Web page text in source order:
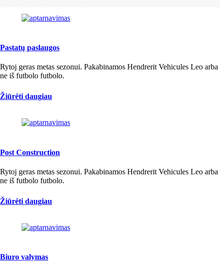
Pastatų paslaugos
Rytoj geras metas sezonui. Pakabinamos Hendrerit Vehicules Leo arba
ne iš futbolo futbolo.
Žiūrėti daugiau
Post Construction
Rytoj geras metas sezonui. Pakabinamos Hendrerit Vehicules Leo arba
ne iš futbolo futbolo.
Žiūrėti daugiau
Biuro valymas